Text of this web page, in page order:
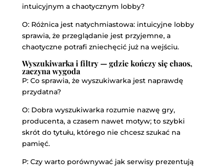
intuicyjnym a chaotycznym lobby?
O: Różnica jest natychmiastowa: intuicyjne lobby
sprawia, że przeglądanie jest przyjemne, a
chaotyczne potrafi zniechęcić już na wejściu.
Wyszukiwarka i filtry — gdzie kończy się chaos,
zaczyna wygoda
P: Co sprawia, że wyszukiwarka jest naprawdę
przydatna?
O: Dobra wyszukiwarka rozumie nazwę gry,
producenta, a czasem nawet motyw; to szybki
skrót do tytułu, którego nie chcesz szukać na
pamięć.
P: Czy warto porównywać jak serwisy prezentują